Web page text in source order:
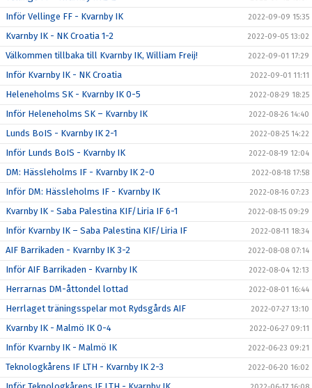
Inför Vellinge FF - Kvarnby IK 2022-09-09 15:35
Kvarnby IK - NK Croatia 1-2 2022-09-05 13:02
Välkommen tillbaka till Kvarnby IK, William Freij! 2022-09-01 17:29
Inför Kvarnby IK - NK Croatia 2022-09-01 11:11
Heleneholms SK - Kvarnby IK 0-5 2022-08-29 18:25
Inför Heleneholms SK – Kvarnby IK 2022-08-26 14:40
Lunds BoIS - Kvarnby IK 2-1 2022-08-25 14:22
Inför Lunds BoIS - Kvarnby IK 2022-08-19 12:04
DM: Hässleholms IF - Kvarnby IK 2-0 2022-08-18 17:58
Inför DM: Hässleholms IF - Kvarnby IK 2022-08-16 07:23
Kvarnby IK - Saba Palestina KIF/Liria IF 6-1 2022-08-15 09:29
Inför Kvarnby IK – Saba Palestina KIF/Liria IF 2022-08-11 18:34
AIF Barrikaden - Kvarnby IK 3-2 2022-08-08 07:14
Inför AIF Barrikaden - Kvarnby IK 2022-08-04 12:13
Herrarnas DM-åttondel lottad 2022-08-01 16:44
Herrlaget träningsspelar mot Rydsgårds AIF 2022-07-27 13:10
Kvarnby IK - Malmö IK 0-4 2022-06-27 09:11
Inför Kvarnby IK - Malmö IK 2022-06-23 09:21
Teknologkårens IF LTH - Kvarnby IK 2-3 2022-06-20 16:02